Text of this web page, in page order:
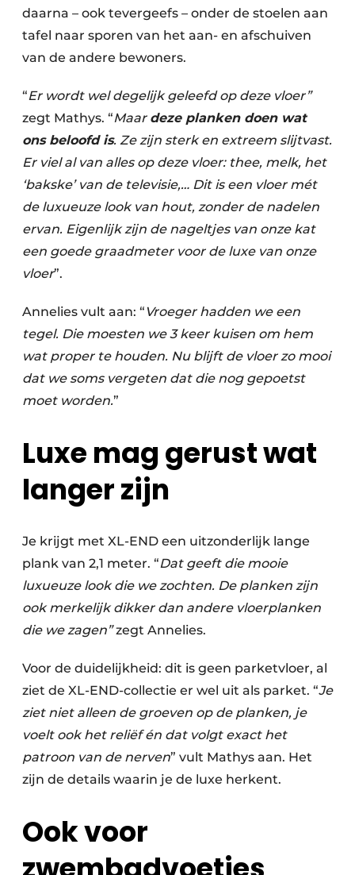
daarna – ook tevergeefs – onder de stoelen aan
tafel naar sporen van het aan- en afschuiven
van de andere bewoners.
“Er wordt wel degelijk geleefd op deze vloer”
zegt Mathys. “Maar deze planken doen wat
ons beloofd is. Ze zijn sterk en extreem slijtvast.
Er viel al van alles op deze vloer: thee, melk, het
‘bakske’ van de televisie,… Dit is een vloer mét
de luxueuze look van hout, zonder de nadelen
ervan. Eigenlijk zijn de nageltjes van onze kat
een goede graadmeter voor de luxe van onze
vloer”.
Annelies vult aan: “ Vroeger hadden we een
tegel. Die moesten we 3 keer kuisen om hem
wat proper te houden. Nu blijft de vloer zo mooi
dat we soms vergeten dat die nog gepoetst
moet worden.”
Luxe mag gerust wat
langer zijn
Je krijgt met XL-END een uitzonderlijk lange
plank van 2,1 meter. “Dat geeft die mooie
luxueuze look die we zochten. De planken zijn
ook merkelijk dikker dan andere vloerplanken
die we zagen”zegt Annelies.
Voor de duidelijkheid: dit is geen parketvloer, al
ziet de XL-END-collectie er wel uit als parket. “Je
ziet niet alleen de groeven op de planken, je
voelt ook het reliëf én dat volgt exact het
patroon van de nerven” vult Mathys aan. Het
zijn de details waarin je de luxe herkent.
Ook voor